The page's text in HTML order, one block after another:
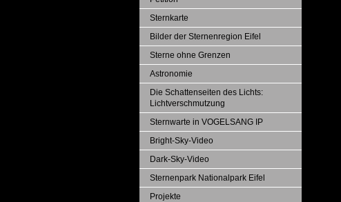
Sternkarte
Bilder der Sternenregion Eifel
Sterne ohne Grenzen
Astronomie
Die Schattenseiten des Lichts:
Lichtverschmutzung
Sternwarte in VOGELSANG IP
Bright-Sky-Video
Dark-Sky-Video
Sternenpark Nationalpark Eifel
Projekte